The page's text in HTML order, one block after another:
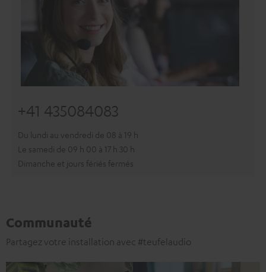
+41 435084083
Du lundi au vendredi de 08 à 19 h
Le samedi de 09 h 00 à 17 h 30 h
Dimanche et jours fériés fermés
Communauté
Partagez votre installation avec #teufelaudio